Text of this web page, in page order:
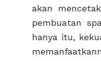
akan
pembuatan
hanya itu,